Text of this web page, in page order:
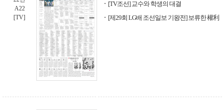
A22
[TV]
[TV조선] 교수와 학생의 대결
[제29회 LG배 조선일보 기왕전] 보류한 權利